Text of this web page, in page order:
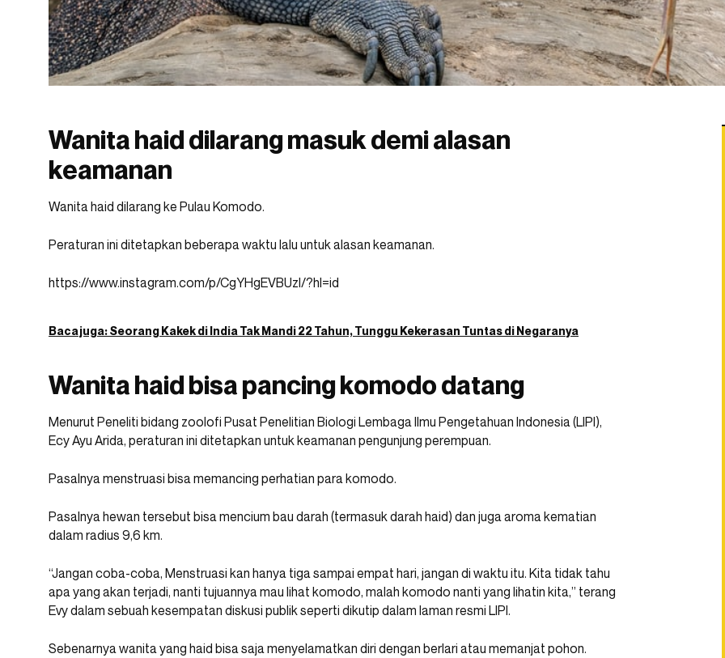
Wanita haid dilarang masuk demi alasan
keamanan
Wanita haid dilarang ke Pulau Komodo.
Peraturan ini ditetapkan beberapa waktu lalu untuk alasan keamanan.
https://www.instagram.com/p/CgYHgEVBUzl/?hl=id
Baca juga:Seorang Kakek di India Tak Mandi 22 Tahun, Tunggu Kekerasan Tuntas di Negaranya
Wanita haid bisa pancing komodo datang
Menurut Peneliti bidang zoolofi Pusat Penelitian Biologi Lembaga Ilmu Pengetahuan Indonesia (LIPI),
Ecy Ayu Arida, peraturan ini ditetapkan untuk keamanan pengunjung perempuan.
Pasalnya menstruasi bisa memancing perhatian para komodo.
Pasalnya hewan tersebut bisa mencium bau darah (termasuk darah haid) dan juga aroma kematian
dalam radius 9,6 km.
“Jangan coba-coba, Menstruasi kan hanya tiga sampai empat hari, jangan di waktu itu. Kita tidak tahu
apa yang akan terjadi, nanti tujuannya mau lihat komodo, malah komodo nanti yang lihatin kita,” terang
Evy dalam sebuah kesempatan diskusi publik seperti dikutip dalam laman resmi LIPI.
Sebenarnya wanita yang haid bisa saja menyelamatkan diri dengan berlari atau memanjat pohon.